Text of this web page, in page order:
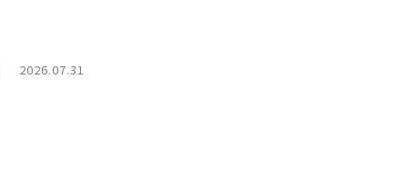
2026.07.31